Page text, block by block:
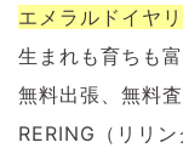
エメラルドイヤ
生まれも育ちも
無料出張、無料
RERING（リリン